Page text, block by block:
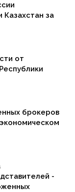
Казахстан за
от
брокеров
-